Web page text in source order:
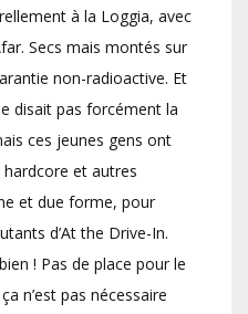
à la Loggia, avec
Secs mais montés sur
non-radioactive. Et
disait pas forcément la
ces jeunes gens ont
et autres
et due forme, pour
d’At the Drive-In.
! Pas de place pour le
n’est pas nécessaire